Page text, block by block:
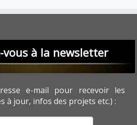
vous à la newsletter
e-mail pour recevoir les
à jour, infos des projets etc.) :